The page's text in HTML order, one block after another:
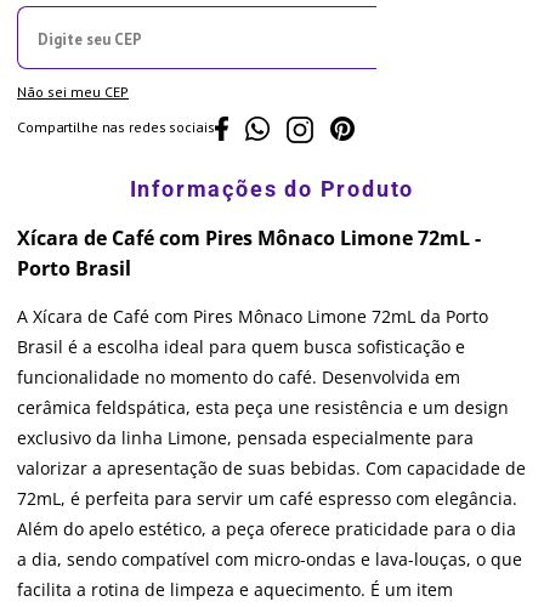
Não sei meu CEP
Compartilhe nas redes sociais
Xícara de Café com Pires Mônaco Limone 72mL -
Porto Brasil
A Xícara de Café com Pires Mônaco Limone 72mL da Porto
Brasil é a escolha ideal para quem busca sofisticação e
funcionalidade no momento do café. Desenvolvida em
cerâmica feldspática, esta peça une resistência e um design
exclusivo da linha Limone, pensada especialmente para
valorizar a apresentação de suas bebidas. Com capacidade de
72mL, é perfeita para servir um café espresso com elegância.
Além do apelo estético, a peça oferece praticidade para o dia
a dia, sendo compatível com micro-ondas e lava-louças, o que
facilita a rotina de limpeza e aquecimento. É um item